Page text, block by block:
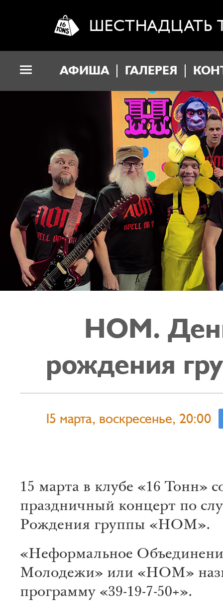
ШЕСТНАДЦАТЬ
АФИША ГАЛЕРЕЯ
НОМ.
рождения
15 марта, воскресенье, 20:00
15 марта в клубе «16 Тонн»
праздничный концерт по
Рождения группы «НОМ».
«Неформальное
Молодежи» или «НОМ»
программу «39-19-7-50+».